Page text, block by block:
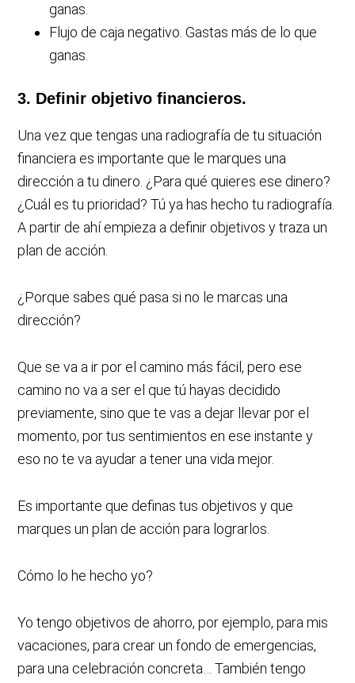
ganas.
Flujo de caja negativo. Gastas más de lo que
ganas.
3. Definir objetivo financieros.
Una vez que tengas una radiografía de tu situación
financiera es importante que le marques una
dirección a tu dinero. ¿Para qué quieres ese dinero?
¿Cuál es tu prioridad? Tú ya has hecho tu radiografía.
A partir de ahí empieza a definir objetivos y traza un
plan de acción.
¿Porque sabes qué pasa si no le marcas una
dirección?
Que se va a ir por el camino más fácil, pero ese
camino no va a ser el que tú hayas decidido
previamente, sino que te vas a dejar llevar por el
momento, por tus sentimientos en ese instante y
eso no te va ayudar a tener una vida mejor.
Es importante que definas tus objetivos y que
marques un plan de acción para lograrlos.
Cómo lo he hecho yo?
Yo tengo objetivos de ahorro, por ejemplo, para mis
vacaciones, para crear un fondo de emergencias,
para una celebración concreta… También tengo